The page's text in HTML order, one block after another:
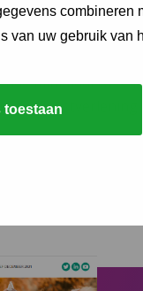
combineren
van uw gebruik van
toestaan
minimaal twee
de dienstverlening